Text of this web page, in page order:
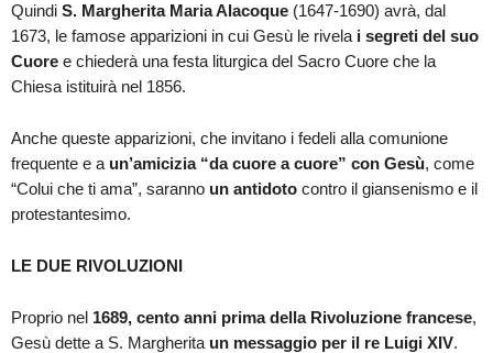
Quindi S. Margherita Maria Alacoque (1647-1690) avrà, dal
1673, le famose apparizioni in cui Gesù le rivela i segreti del suo
Cuore e chiederà una festa liturgica del Sacro Cuore che la
Chiesa istituirà nel 1856.
Anche queste apparizioni, che invitano i fedeli alla comunione
frequente e a un’amicizia “da cuore a cuore” con Gesù, come
“Colui che ti ama”, saranno un antidoto contro il giansenismo e il
protestantesimo.
LE DUE RIVOLUZIONI
Proprio nel 1689, cento anni prima della Rivoluzione francese,
Gesù dette a S. Margherita un messaggio per il re Luigi XIV.